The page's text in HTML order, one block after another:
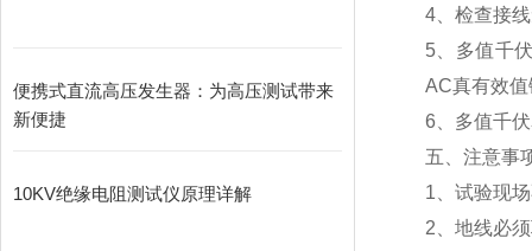
便携式直流高压发生器：为高压测试带来
新便捷
10KV绝缘电阻测试仪原理详解
4、检查接
5、多值千
AC真有效
6、多值千
五、注意事
1、试验现
2、地线必